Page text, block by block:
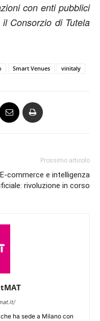
con enti pubblici
Consorzio di Tutela
Smart Venues vinitaly
Prossimo articolo
E-commerce e intelligenza
rivoluzione in corso
ha sede a Milano con